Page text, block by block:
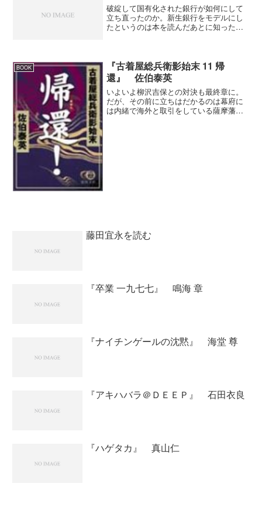
破綻して国有化された銀行が如何にして
立ち直ったのか。新生銀行をモデルにし
たというのは本を読んだあとに知った
料無料、振込手数料無料など...
BOOK
『古着屋総兵衛影始末 11 帰
還』 佐伯泰英
いよいよ柳沢吉保との対決も最終章に。
だが、その前に立ちはだかるのは幕府に
は内緒で海外と取引をしている薩摩藩。
藤田宜永を読む
『卒業 一九七七』 鳴海 章
『ナイチンゲールの沈黙』 海堂 尊
『アキハバラ＠ＤＥＥＰ』 石田衣良
『ハゲタカ』 真山仁